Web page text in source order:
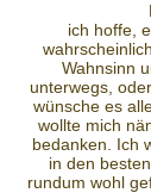
ich hoffe,
Wahnsinn
unterwegs,
wünsche es
wollte mich
bedanken. Ich
in den
rundum wohl